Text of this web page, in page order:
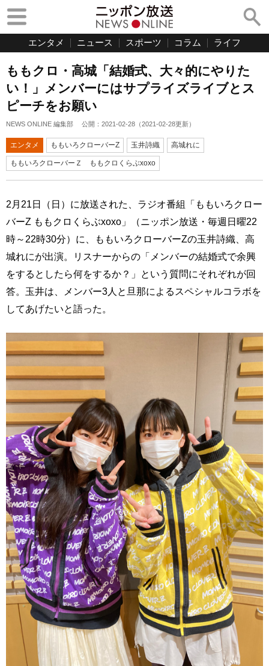
エンタメ ニュース スポーツ コラム ライフ
ももクロ・高城「結婚式、大々的にやりた
い！」メンバーにはサプライズライブとス
ピーチをお願い
NEWS ONLINE 編集部 公開： 2021-02-28 （2021-02-28更新）
エンタメ ももいろクローバーZ 玉井詩織 高城れに
ももいろクローバーＺ ももクロくらぶxoxo
2月21日（日）に放送された、ラジオ番組「ももいろクロー
バーZ ももクロくらぶxoxo」（ニッポン放送・毎週日曜22
時～22時30分）に、ももいろクローバーZの玉井詩織、高
城れにが出演。リスナーからの「メンバーの結婚式で余興
をするとしたら何をするか？」という質問にそれぞれが回
答。玉井は、メンバー3人と旦那によるスペシャルコラボを
してあげたいと語った。